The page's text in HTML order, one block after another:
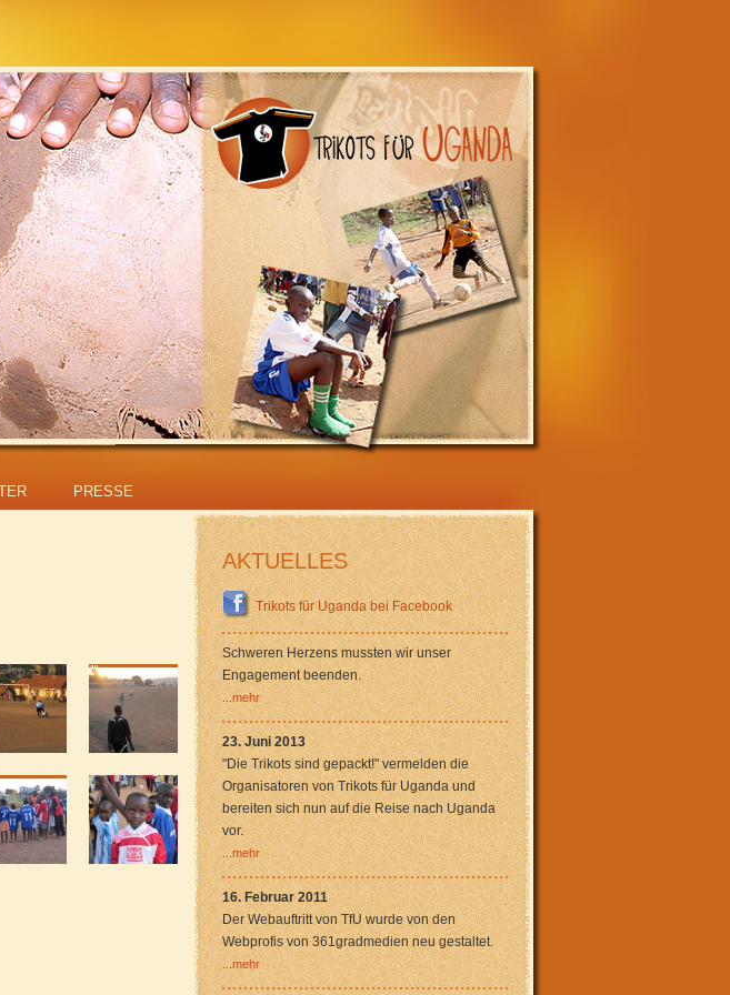
PRESSE
AKTUELLES
Trikots für Uganda bei Facebook
Schweren Herzens mussten wir unser
Engagement beenden.
...mehr
23. Juni 2013
"Die Trikots sind gepackt!" vermelden die
Organisatoren von Trikots für Uganda und
bereiten sich nun auf die Reise nach Uganda
vor.
...mehr
16. Februar 2011
Der Webauftritt von TfU wurde von den
Webprofis von 361gradmedien neu gestaltet.
...mehr